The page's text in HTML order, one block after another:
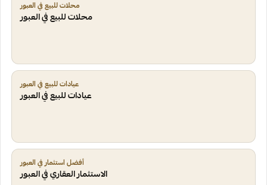
محلات للبيع في العبور
محلات للبيع في العبور
عيادات للبيع في العبور
عيادات للبيع في العبور
أفضل استثمار في العبور
الاستثمار العقاري في العبور